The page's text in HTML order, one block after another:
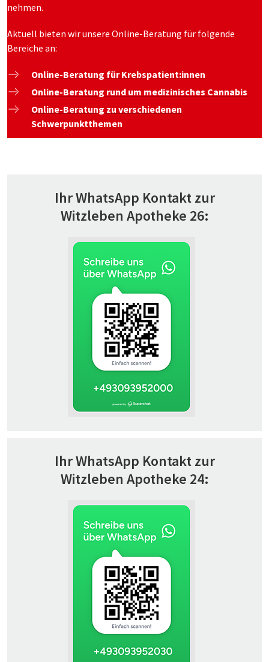
nehmen.
Aktuell bieten wir unsere Online-Beratung für folgende
Bereiche an:
Online-Beratung für Krebspatient:innen
Online-Beratung rund um medizinisches Cannabis
Online-Beratung zu verschiedenen
Schwerpunktthemen
Ihr WhatsApp Kontakt zur
Witzleben Apotheke 26:
Ihr WhatsApp Kontakt zur
Witzleben Apotheke 24: